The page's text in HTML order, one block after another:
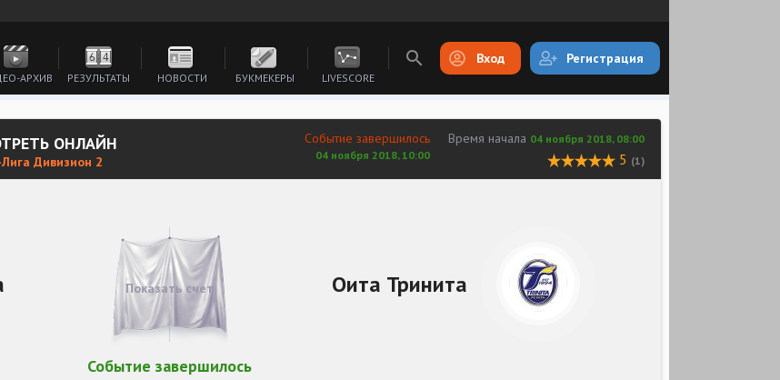
АРХИВ РЕЗУЛЬТАТЫ НОВОСТИ БУКМЕКЕРЫ LIVESCORE
Вход Регистрация
ОНЛАЙН
Дивизион 2
Время начала 04 ноября 2018, 08:00
5 (1)
Событие завершилось
04 ноября 2018, 10:00
Оита Тринита
Событие завершилось
Показать счет